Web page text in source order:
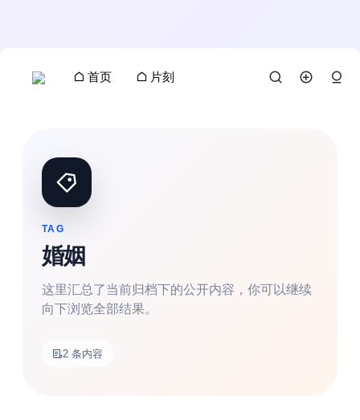
首页 片刻
TAG
婚姻
这里汇总了当前归档下的公开内容，你可以继续
向下浏览全部结果。
2 条内容